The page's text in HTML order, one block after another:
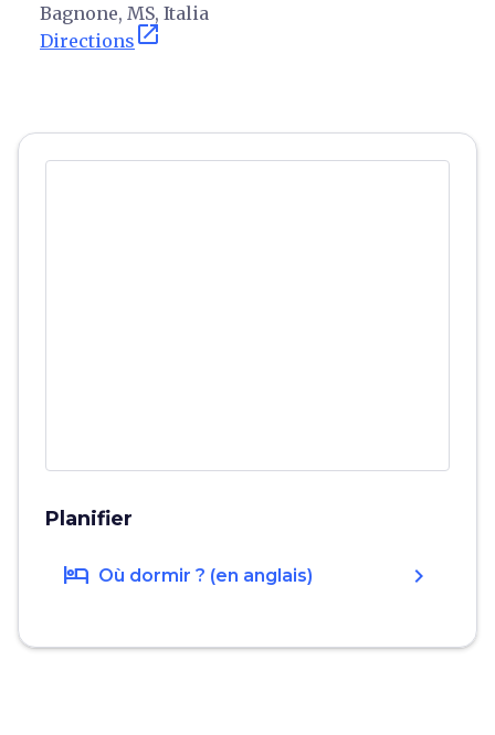
Bagnone, MS, Italia
Directions open_in_new
Planifier
hotel Où dormir ? (en anglais) chevron_right